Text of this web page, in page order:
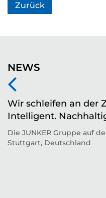
Zurück
NEWS
Wir schleifen an der
Intelligent.
Die JUNKER Gruppe auf
Stuttgart, Deutschland